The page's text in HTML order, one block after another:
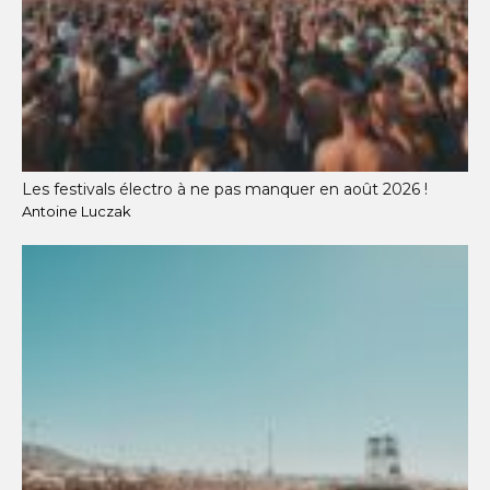
Les festivals électro à ne pas manquer en août 2026 !
Antoine Luczak